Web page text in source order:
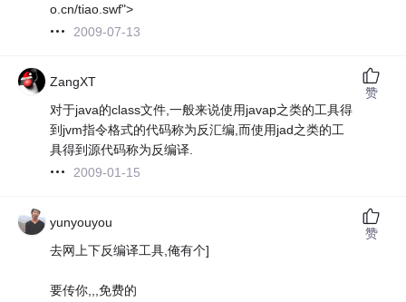
o.cn/tiao.swf">
2009-07-13
ZangXT
对于java的class文件,一般来说使用javap之类的工具得
到jvm指令格式的代码称为反汇编,而使用jad之类的工
具得到源代码称为反编译.
2009-01-15
赞
yunyouyou
去网上下反编译工具,俺有个]
要传你,,,免费的
赞